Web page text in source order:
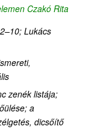
Czakó Rita
Lukács
zenék listája;
a
dicsőítő